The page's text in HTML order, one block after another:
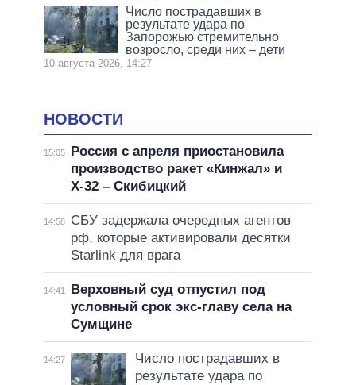
Число пострадавших в
результате удара по
Запорожью стремительно
возросло, среди них – дети
10 августа 2026, 14:27
НОВОСТИ
15:05
Россия с апреля приостановила
производство ракет «Кинжал» и
Х-32 – Скибицкий
14:58
СБУ задержала очередных агентов
рф, которые активировали десятки
Starlink для врага
14:41
Верховный суд отпустил под
условный срок экс-главу села на
Сумщине
14:27
Число пострадавших в
результате удара по